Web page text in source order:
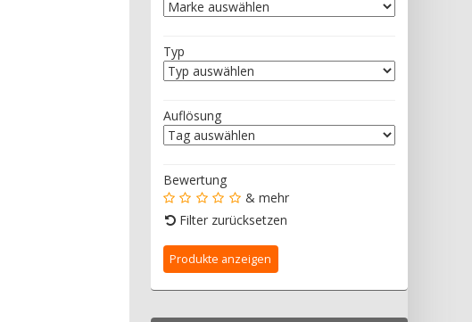
Typ
Auflösung
Bewertung
& mehr
Filter zurücksetzen